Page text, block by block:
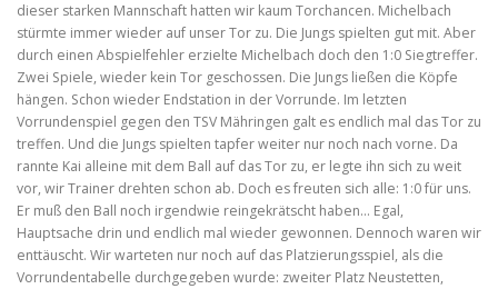
dieser starken Mannschaft hatten wir kaum Torchancen. Michelbach
stürmte immer wieder auf unser Tor zu. Die Jungs spielten gut mit. Aber
durch einen Abspielfehler erzielte Michelbach doch den 1:0 Siegtreffer.
Zwei Spiele, wieder kein Tor geschossen. Die Jungs ließen die Köpfe
hängen. Schon wieder Endstation in der Vorrunde. Im letzten
Vorrundenspiel gegen den TSV Mähringen galt es endlich mal das Tor zu
treffen. Und die Jungs spielten tapfer weiter nur noch nach vorne. Da
rannte Kai alleine mit dem Ball auf das Tor zu, er legte ihn sich zu weit
vor, wir Trainer drehten schon ab. Doch es freuten sich alle: 1:0 für uns.
Er muß den Ball noch irgendwie reingekrätscht haben… Egal,
Hauptsache drin und endlich mal wieder gewonnen. Dennoch waren wir
enttäuscht. Wir warteten nur noch auf das Platzierungsspiel, als die
Vorrundentabelle durchgegeben wurde: zweiter Platz Neustetten,